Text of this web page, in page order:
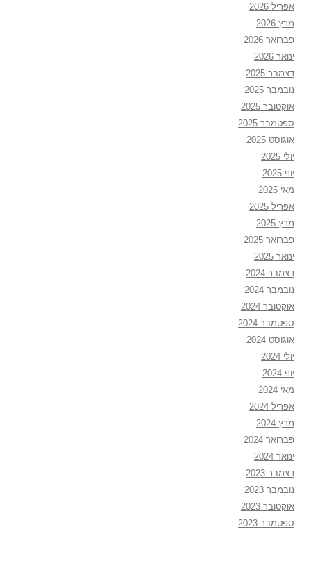
אפריל 2026
מרץ 2026
פברואר 2026
ינואר 2026
דצמבר 2025
נובמבר 2025
אוקטובר 2025
ספטמבר 2025
אוגוסט 2025
יולי 2025
יוני 2025
מאי 2025
אפריל 2025
מרץ 2025
פברואר 2025
ינואר 2025
דצמבר 2024
נובמבר 2024
אוקטובר 2024
ספטמבר 2024
אוגוסט 2024
יולי 2024
יוני 2024
מאי 2024
אפריל 2024
מרץ 2024
פברואר 2024
ינואר 2024
דצמבר 2023
נובמבר 2023
אוקטובר 2023
ספטמבר 2023